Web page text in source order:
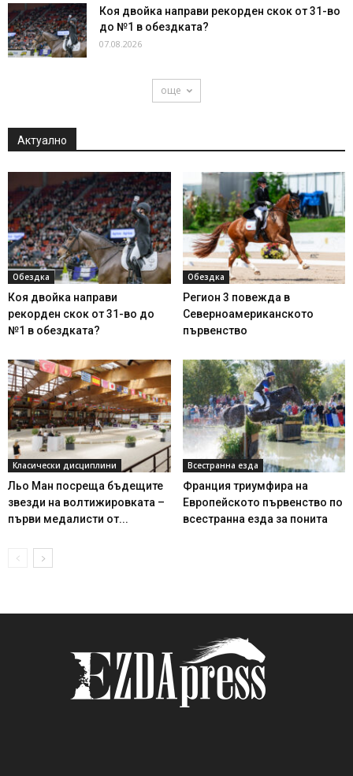
Коя двойка направи рекорден скок от 31-во
до №1 в обездката?
07.08.2026
още
Актуално
Обездка
Коя двойка направи
рекорден скок от 31-во до
№1 в обездката?
Обездка
Регион 3 повежда в
Северноамериканското
първенство
Класически дисциплини
Льо Ман посреща бъдещите
звезди на волтижировката –
първи медалисти от...
Всестранна езда
Франция триумфира на
Европейското първенство по
всестранна езда за понита